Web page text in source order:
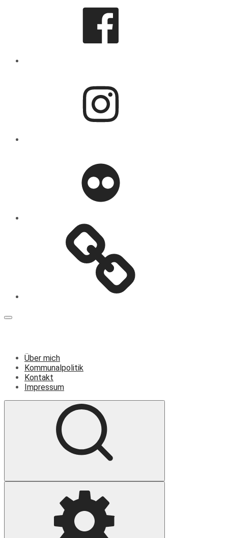
Menü
Über mich
Kommunalpolitik
Kontakt
Impressum
Suche